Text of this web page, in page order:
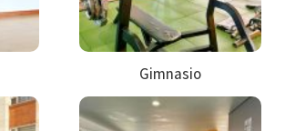
Gimnasio